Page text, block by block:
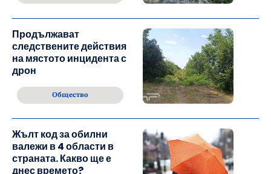
Продължават
следствените действия
на мястото инцидента с
дрон
Общество
Жълт код за обилни
валежи в 4 области в
страната. Какво ще е
днес времето?